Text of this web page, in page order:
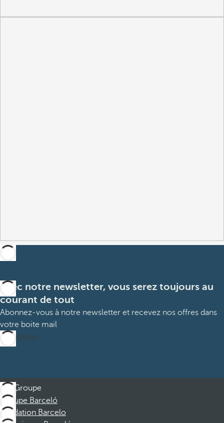
Avec notre newsletter, vous serez toujours au
courant de tout
Abonnez-vous à notre newsletter et recevez nos offres dans
votre boite mail
M’abonner
Groupe
Groupe Barceló
Fondation Barcelo